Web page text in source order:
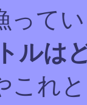
って
ルは
これ